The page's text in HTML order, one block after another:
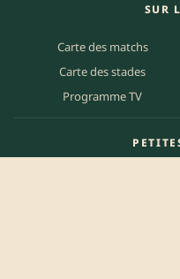
SUR
Carte des matchs
Carte des stades
Programme TV